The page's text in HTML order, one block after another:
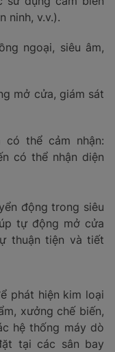
trách nhiệm phát
điểm này xác định
cảm biến có thể
độ hoạt động
cần thiết để cảm
mà cảm biến cần
rộng rãi trong các
xây dựng hoặc
hạt vật liệu có
và hiệu quả công